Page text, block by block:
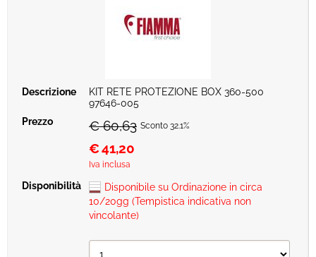
KIT RETE PROTEZIONE BOX 360-500
97646-005
€ 60,63 Sconto 32.1%
€41,20
Iva inclusa
Disponibile su Ordinazione in circa
10/20gg (Tempistica indicativa non
vincolante)